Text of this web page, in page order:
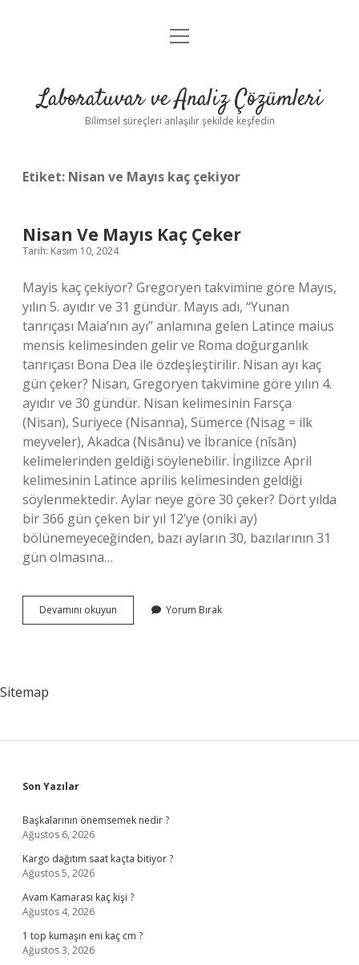
Anasayfa
Yasal Uyarı
menüyü
Laboratuvar ve Analiz Çözümleri
Bilimsel süreçleri anlaşılır şekilde keşfedin
Etiket: Nisan ve Mayıs kaç çekiyor
Nisan Ve Mayıs Kaç Çeker
Tarih: Kasım 10, 2024
Mayis kaç çekiyor? Gregoryen takvimine göre Mayıs,
yılın 5. ayıdır ve 31 gündür. Mayıs adı, “Yunan
tanrıçası Maia’nın ayı” anlamına gelen Latince maius
mensis kelimesinden gelir ve Roma doğurganlık
tanrıçası Bona Dea ile özdeşleştirilir. Nisan ayı kaç
gün çeker? Nisan, Gregoryen takvimine göre yılın 4.
ayıdır ve 30 gündür. Nisan kelimesinin Farsça
(Nisan), Suriyece (Nisanna), Sümerce (Nisag = ilk
meyveler), Akadca (Nisānu) ve İbranice (nîsān)
kelimelerinden geldiği söylenebilir. İngilizce April
kelimesinin Latince aprilis kelimesinden geldiği
söylenmektedir. Aylar neye göre 30 çeker? Dört yılda
bir 366 gün çeken bir yıl 12’ye (oniki ay)
bölünemeyeceğinden, bazı ayların 30, bazılarının 31
gün olmasına…
Devamını okuyun
Ve
Yorum Bırak
Sitemap
Sidebar
Son Yazılar
Başkalarının önemsemek nedir ?
Ağustos 6, 2026
Kargo dağıtım saat kaçta bitiyor ?
Ağustos 5, 2026
Avam Kamarası kaç kişi ?
Ağustos 4, 2026
1 top kumaşın eni kaç cm ?
Ağustos 3, 2026